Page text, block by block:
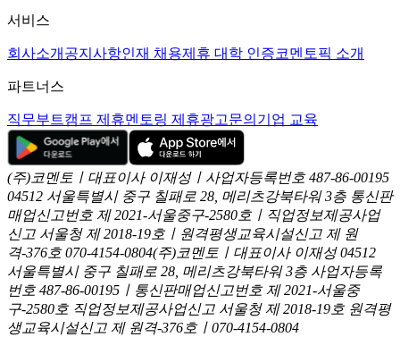
서비스
회사소개 공지사항인재 채용제휴 대학 인증코멘토픽 소개
파트너스
직무부트캠프 제휴멘토링 제휴광고문의 기업 교육
(주)코멘토ㅣ대표이사 이재성ㅣ사업자등록번호 487-86-00195
04512 서울특별시 중구 칠패로 28, 메리츠강북타워 3층 통신판
매업신고번호 제 2021-서울중구-2580호ㅣ직업정보제공사업
신고 서울청 제 2018-19호ㅣ원격평생교육시설신고 제 원
격-376호 070-4154-0804(주)코멘토ㅣ대표이사 이재성 04512
서울특별시 중구 칠패로 28, 메리츠강북타워 3층 사업자등록
번호 487-86-00195ㅣ통신판매업신고번호 제 2021-서울중
구-2580호 직업정보제공사업신고 서울청 제 2018-19호 원격평
생교육시설신고 제 원격-376호ㅣ070-4154-0804